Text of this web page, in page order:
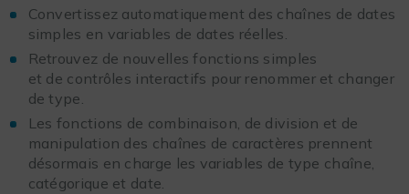
Convertissez automatiquement des chaînes de dates
simples en variables de dates réelles.
Retrouvez de nouvelles fonctions simples
et de contrôles interactifs pour renommer et changer
de type.
Les fonctions de combinaison, de division et de
manipulation des chaînes de caractères prennent
désormais en charge les variables de type chaîne,
catégorique et date.